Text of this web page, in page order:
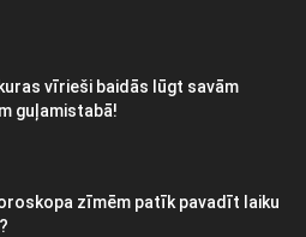
vīrieši baidās lūgt savām
guļamistabā!
zīmēm patīk pavadīt laiku